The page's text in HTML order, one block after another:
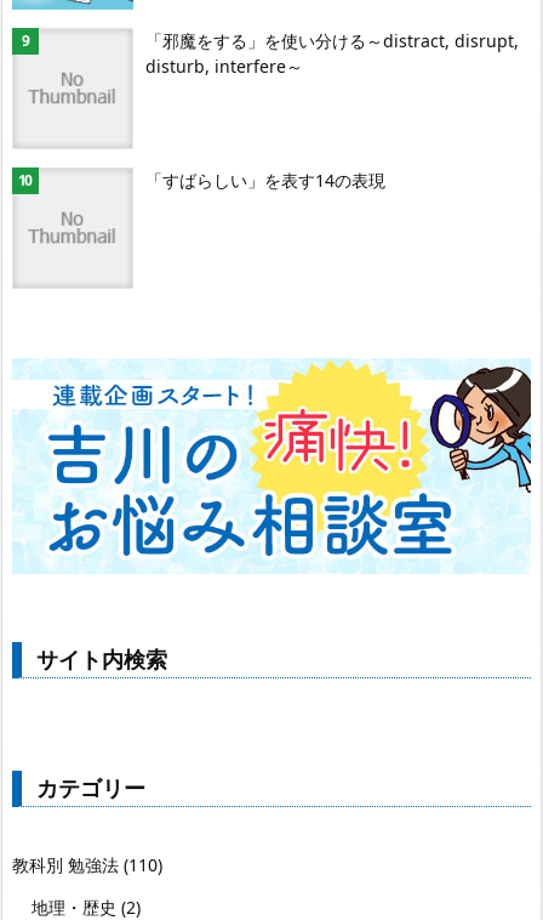
「邪魔をする」を使い分ける～distract, disrupt,
disturb, interfere～
「すばらしい」を表す14の表現
サイト内検索
カテゴリー
教科別 勉強法 (110)
地理・歴史 (2)